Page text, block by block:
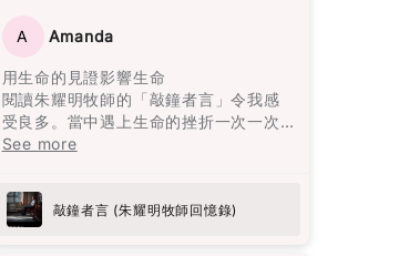
閱讀完這本書後，我感到獲得了面對生
命痛苦的勇氣，將自己視作生命中最愛
的人，並思考如何最愛待自己。這本書
教會我們，愛是要找一個願意一直陪
伴、支持並灌溉你的人，而不是將你視
為可隨時擁有的物品。
花朵盛開了，正如智者巴觀所說："當你
喜歡上一朵花，你摘下它；當你愛上一
勝。其他嘅故事都唔使話，就係味蕾嘅
似佐料一樣，調配得恰到好處。呢本書
唔單止係食神樂園，更係陳浩基同其他
作家嘅文學饗宴，睇得過癮又回味無
窮。
A Amanda
用生命的見證影響生命
閱讀朱耀明牧師的「敲鐘者言」令我感
受良多。當中遇上生命的挫折一次一次
的教訓學習經歷細緻的分享，亦成為我
See more
敲鐘者言 (朱耀明牧師回憶錄)